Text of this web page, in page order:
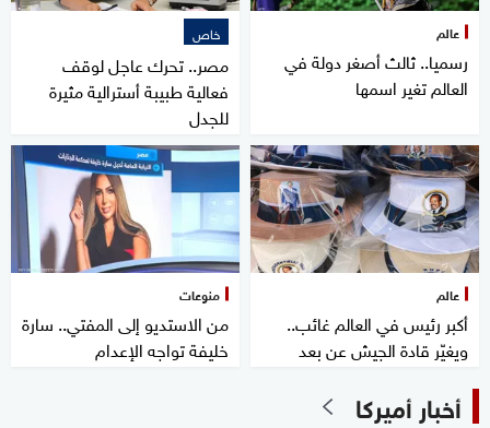
عالم
رسميا.. ثالث أصغر دولة في
العالم تغير اسمها
خاص
مصر.. تحرك عاجل لوقف
فعالية طبيبة أسترالية مثيرة
للجدل
عالم
أكبر رئيس في العالم غائب..
ويغيّر قادة الجيش عن بعد
منوعات
من الاستديو إلى المفتي.. سارة
خليفة تواجه الإعدام
أخبار أميركا